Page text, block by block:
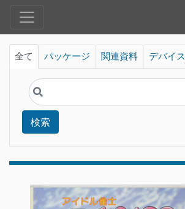
全て パッケージ 関連資料 デバイス
検索